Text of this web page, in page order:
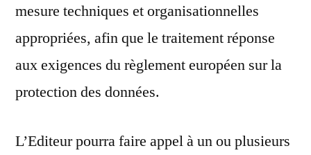
mesure techniques et organisationnelles
appropriées, afin que le traitement réponse
aux exigences du règlement européen sur la
protection des données.
L’Editeur pourra faire appel à un ou plusieurs